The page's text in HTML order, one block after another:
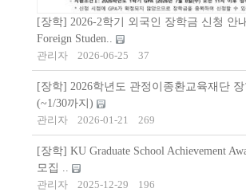
[장학] 2026-2학기 외국인 장학금 신청 안
Foreign Studen..
관리자
2026-06-25 37
[장학] 2026학년도 관정이종환교육재단
(~1/30까지)
관리자
2026-01-21 269
[장학] KU Graduate School Achievement
모집 ..
관리자
2025-12-29 196